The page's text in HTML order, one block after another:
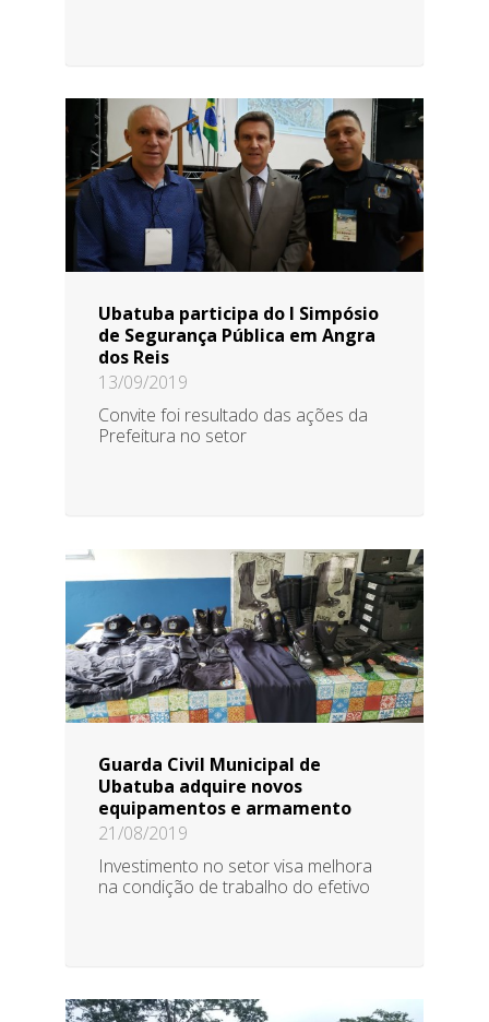
Ubatuba participa do I Simpósio
de Segurança Pública em Angra
dos Reis
13/09/2019
Convite foi resultado das ações da
Prefeitura no setor
Guarda Civil Municipal de
Ubatuba adquire novos
equipamentos e armamento
21/08/2019
Investimento no setor visa melhora
na condição de trabalho do efetivo